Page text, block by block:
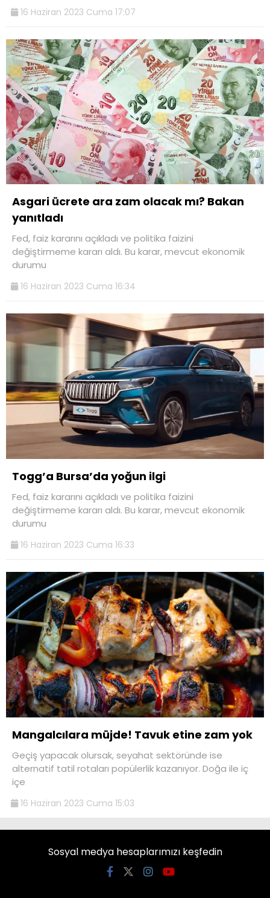
16 Haziran 2023 Cuma 17:07
Asgari ücrete ara zam olacak mı? Bakan
yanıtladı
Fed, faiz kararını açıkladı ve politika faizini
değiştirmeme kararı aldı. Bu karar, mevcut ekonomik
durumu
16 Haziran 2023 Cuma 16:34
Togg’a Bursa’da yoğun ilgi
Fed, faiz kararını açıkladı ve politika faizini
değiştirmeme kararı aldı. Bu karar, mevcut ekonomik
durumu
16 Haziran 2023 Cuma 16:33
Mangalcılara müjde! Tavuk etine zam yok
Geçiş yapacak olursak, seyahat sektöründe ise
alternatif tatil rotaları popülerlik kazanıyor. Doğa ile iç
içe
16 Haziran 2023 Cuma 15:03
Sosyal medya hesaplarımızı keşfedin